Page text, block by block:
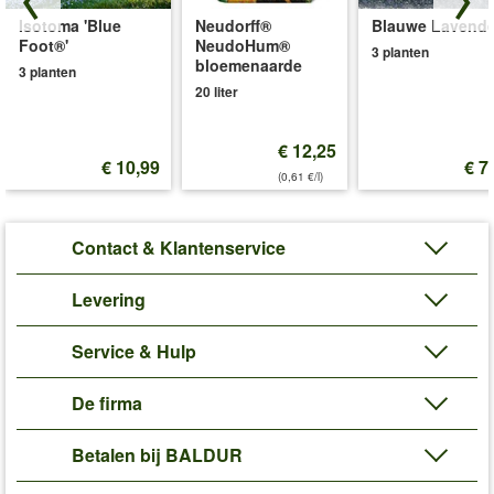
planten een meststof met langdurige werking (bijv.
art.nr.6487
) voor een krachtige groei en een uitbundige
bloei.
Plant- en Verzorgingstips
Isotoma 'Blue
Foot®'
3 planten
€ 10,99
Neudorff®
NeudoHum®
bloemenaarde
20 liter
€ 12,25
(0,61 €/l)
Blauwe
3 planten
€
Contact & Klantenservice
Levering
Service & Hulp
De firma
Betalen bij BALDUR